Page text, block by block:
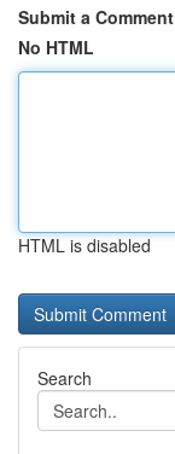
Submit a Comment
No HTML
HTML is disabled
Search